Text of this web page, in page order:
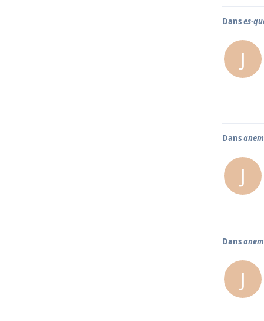
Danses-
J
Dans
J
Dans
J